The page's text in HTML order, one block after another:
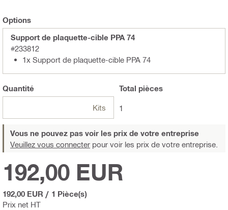
Options
Support de plaquette-cible PPA 74
#233812
1x Support de plaquette-cible PPA 74
Quantité
Kits
Total pièces
1
Vous ne pouvez pas voir les prix de votre entreprise
Veuillez vous connecter pour voir les prix de votre entreprise.
Prix net HT
192,00 EUR
192,00 EUR / 1 Pièce(s)